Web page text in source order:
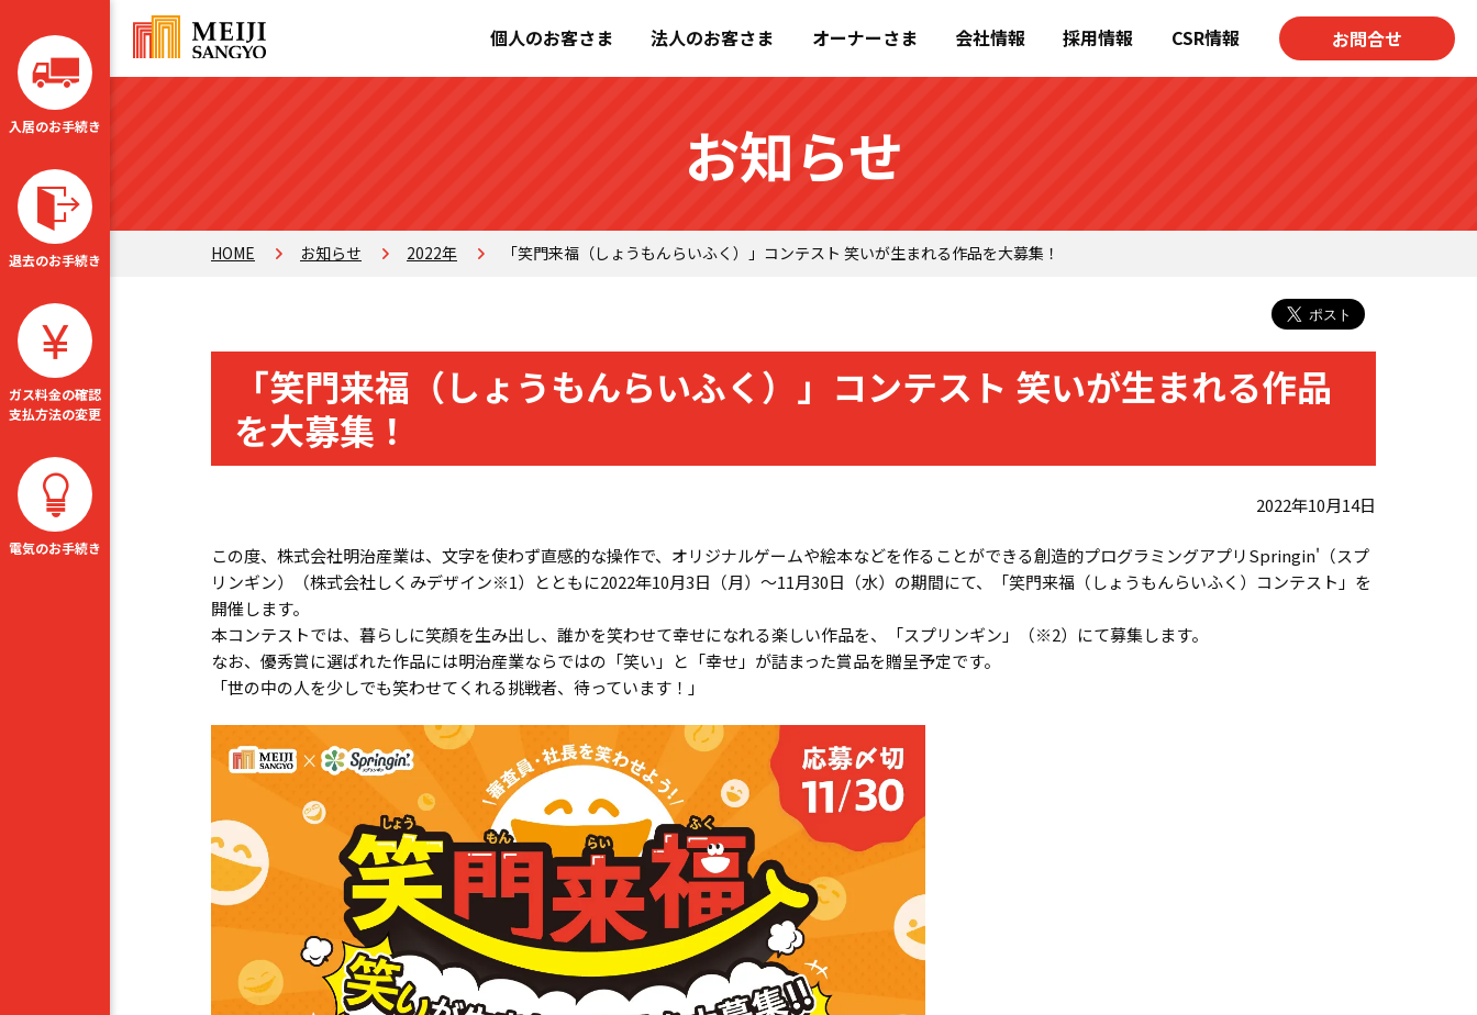
個人のお客さま 法人のお客さま オーナーさま 会社情報 採用情報 CSR情報 お問合せ
入居のお手続き
退去のお手続き
ガス料金の確認
支払方法の変更
電気のお手続き
お知らせ
HOME お知らせ 2022年 「笑門来福（しょうもんらいふく）」コンテスト 笑いが生まれる作品を大募集！
「笑門来福（しょうもんらいふく）」コンテスト 笑いが生まれる作品
を大募集！
2022年10月14日
この度、株式会社明治産業は、文字を使わず直感的な操作で、オリジナルゲームや絵本などを作ることができる創造的プログラミングアプリSpringin'（スプ
リンギン）（株式会社しくみデザイン※1）とともに2022年10月3日（月）～11月30日（水）の期間にて、「笑門来福（しょうもんらいふく）コンテスト」を
開催します。
本コンテストでは、暮らしに笑顔を生み出し、誰かを笑わせて幸せになれる楽しい作品を、「スプリンギン」（※2）にて募集します。
なお、優秀賞に選ばれた作品には明治産業ならではの「笑い」と「幸せ」が詰まった賞品を贈呈予定です。
「世の中の人を少しでも笑わせてくれる挑戦者、待っています！」